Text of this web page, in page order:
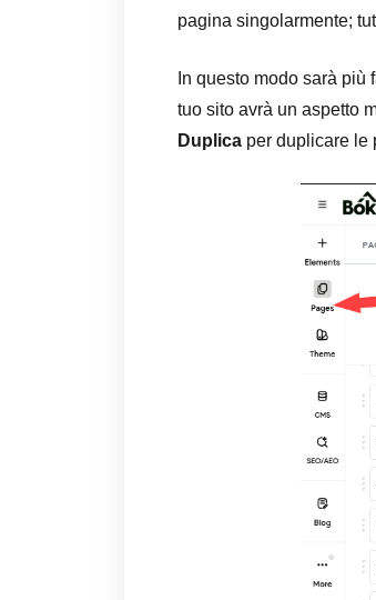
pagina singolarmente;
In questo modo sarà
tuo sito avrà un aspetto
Duplica per duplicare le